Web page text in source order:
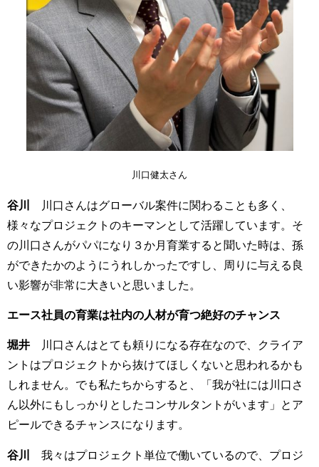
川口健太さん
谷川
川口さんはグローバル案件に関わることも多く、
様々なプロジェクトのキーマンとして活躍しています。そ
の川口さんがパパになり３か月育業すると聞いた時は、孫
ができたかのようにうれしかったですし、周りに与える良
い影響が非常に大きいと思いました。
エース社員の育業は社内の人材が育つ絶好のチャンス
堀井 川口さんはとても頼りになる存在なので、クライア
ントはプロジェクトから抜けてほしくないと思われるかも
しれません。でも私たちからすると、「我が社には川口さ
ん以外にもしっかりとしたコンサルタントがいます」とア
ピールできるチャンスになります。
谷川
我々はプロジェクト単位で働いているので、プロジ